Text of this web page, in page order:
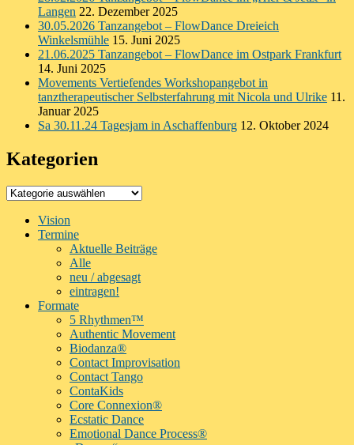
Langen 22. Dezember 2025
30.05.2026 Tanzangebot – FlowDance Dreieich
Winkelsmühle 15. Juni 2025
21.06.2025 Tanzangebot – FlowDance im Ostpark Frankfurt
14. Juni 2025
Movements Vertiefendes Workshopangebot in
tanztherapeutischer Selbsterfahrung mit Nicola und Ulrike 11.
Januar 2025
Sa 30.11.24 Tagesjam in Aschaffenburg 12. Oktober 2024
Kategorien
Kategorien
Vision
Termine
Aktuelle Beiträge
Alle
neu / abgesagt
eintragen!
Formate
5 Rhythmen™
Authentic Movement
Biodanza®
Contact Improvisation
Contact Tango
ContaKids
Core Connexion®
Ecstatic Dance
Emotional Dance Process®